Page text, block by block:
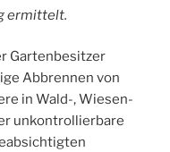
ermittelt.
Gartenbesitzer
Abbrennen von
in Wald-, Wiesen-
unkontrollierbare